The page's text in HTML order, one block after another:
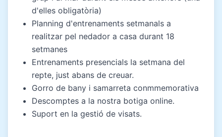
d'elles obligatòria)
Planning d'entrenaments setmanals a
realitzar pel nedador a casa durant 18
setmanes
Entrenaments presencials la setmana del
repte, just abans de creuar.
Gorro de bany i samarreta conmmemorativa
Descomptes a la nostra botiga online.
Suport en la gestió de visats.